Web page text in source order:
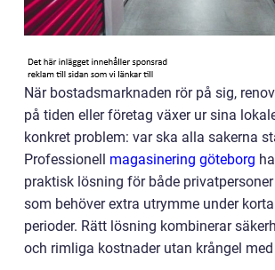
När bostadsmarknaden rör på sig,
på tiden eller företag växer ur sina
konkret problem: var ska alla sakerna
Professionell magasinering göteborg
praktisk lösning för både
som behöver extra utrymme under
perioder. Rätt lösning kombinerar
och rimliga kostnader utan krångel